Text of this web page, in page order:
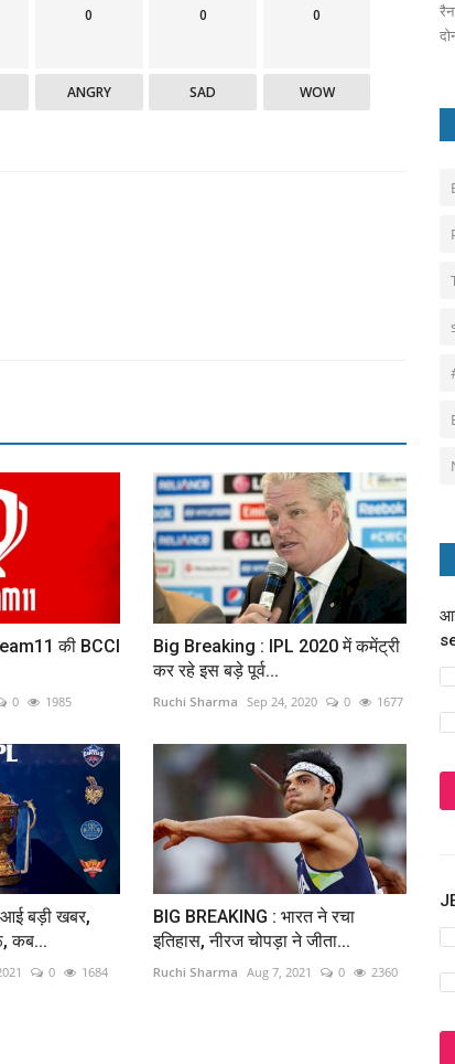
0
ANGRY
0
SAD
0
WOW
की BCCI
0 1985
Big Breaking : IPL 2020 में कमेंट्री
कर रहे इस बड़े पूर्व...
Ruchi Sharma Sep 24, 2020 0 1677
बड़ी खबर,
कब...
0 1684
BIG BREAKING : भारत ने रचा
इतिहास, नीरज चोपड़ा ने जीता...
Ruchi Sharma Aug 7, 2021 0 2360
पाकिस्तान की एंटी टेरिरज्म कोर्ट ने जमात-उद-दावा के प्रमुख सईद की सजा का